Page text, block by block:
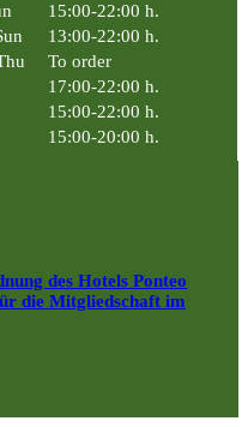
15:00-22:00 h.
13:00-22:00 h.
To order
17:00-22:00 h.
15:00-22:00 h.
15:00-20:00 h.
des Hotels Ponteo
die Mitgliedschaft im